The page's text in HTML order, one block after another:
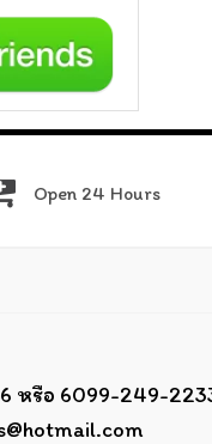
Open 24 Hours
หรือ 6099-249-